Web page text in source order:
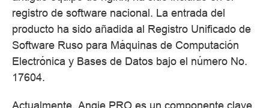
registro de software nacional. La entrada del
producto ha sido añadida al Registro Unificado de
Software Ruso para Máquinas de Computación
Electrónica y Bases de Datos bajo el número No.
17604.
Actualmente, Angie PRO es un componente clave